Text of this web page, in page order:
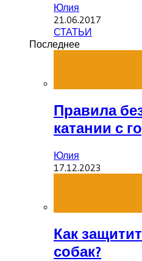
Юлия
21.06.2017
СТАТЬИ
Последнее
Правила
катании с
Юлия
17.12.2023
Как
собак?